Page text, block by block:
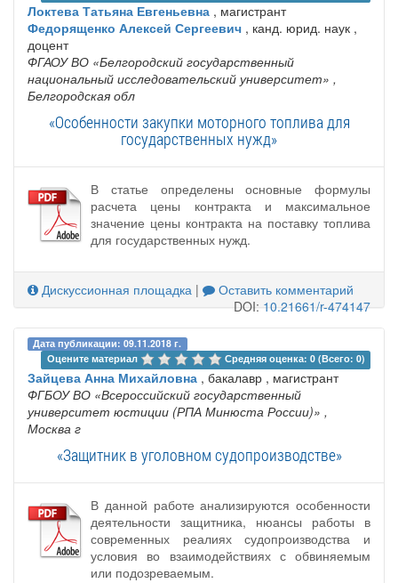
Локтева Татьяна Евгеньевна , магистрант
Федорященко Алексей Сергеевич , канд. юрид. наук ,
доцент
ФГАОУ ВО «Белгородский государственный
национальный исследовательский университет» ,
Белгородская обл
«Особенности закупки моторного топлива для
государственных нужд»
В статье определены основные формулы
расчета цены контракта и максимальное
значение цены контракта на поставку топлива
для государственных нужд.
Дискуссионная площадка |
Оставить комментарий
DOI:10.21661/r-474147
Дата публикации: 09.11.2018 г.
Оцените материал
Средняя оценка: 0 (Всего: 0)
Зайцева Анна Михайловна , бакалавр , магистрант
ФГБОУ ВО «Всероссийский государственный
университет юстиции (РПА Минюста России)» ,
Москва г
«Защитник в уголовном судопроизводстве»
В данной работе анализируются особенности
деятельности защитника, нюансы работы в
современных реалиях судопроизводства и
условия во взаимодействиях с обвиняемым
или подозреваемым.